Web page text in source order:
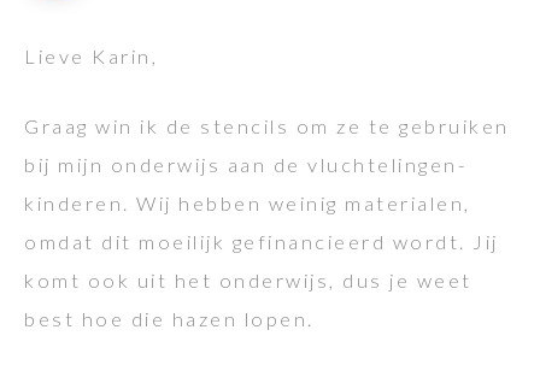
Lieve Karin,
Graag win ik de stencils om ze te gebruiken
bij mijn onderwijs aan de vluchtelingen-
kinderen. Wij hebben weinig materialen,
omdat dit moeilijk gefinancieerd wordt. Jij
komt ook uit het onderwijs, dus je weet
best hoe die hazen lopen.